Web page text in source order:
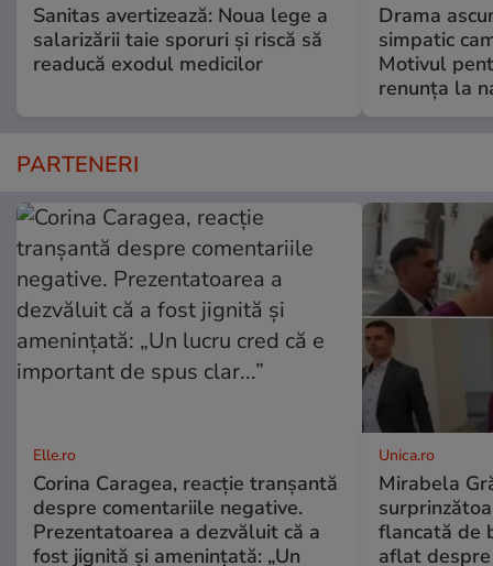
Sanitas avertizează: Noua lege a
salarizării taie sporuri și riscă să
readucă exodul medicilor
Drama
simpatic
Motivul
renunța la
PARTENERI
Elle.ro
Corina Caragea, reacție tranșantă
despre comentariile negative.
Prezentatoarea a dezvăluit că a
fost jignită și amenințată: „Un
Unica.ro
Mirabela
flancată de
aflat